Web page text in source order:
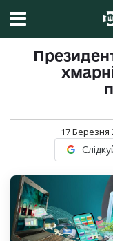
17 Березня